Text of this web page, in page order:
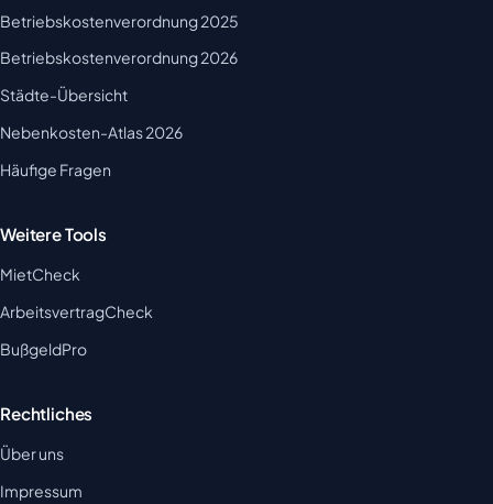
Betriebskostenverordnung 2025
Betriebskostenverordnung 2026
Städte-Übersicht
Nebenkosten-Atlas 2026
Häufige Fragen
Weitere Tools
MietCheck
ArbeitsvertragCheck
BußgeldPro
Rechtliches
Über uns
Impressum